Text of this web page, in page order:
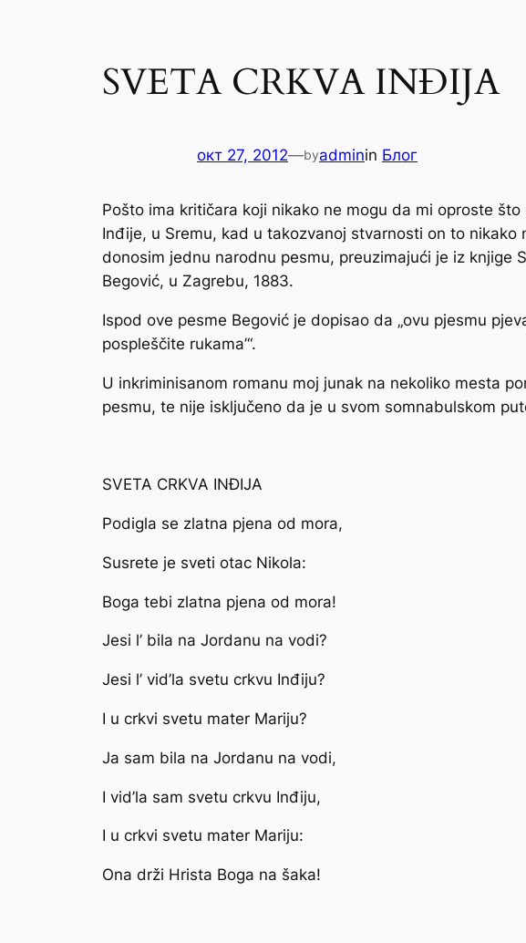
SVETA CRKVA INĐIJA
окт 27, 2012—byadminin Блог
Pošto ima kritičara koji nikako ne mogu da mi oproste
Inđije, u Sremu, kad u takozvanoj stvarnosti on to
donosim jednu narodnu pesmu, preuzimajući je iz knjige
Begović, u Zagrebu, 1883.
Ispod ove pesme Begović je dopisao da „ovu pjesmu
pospleščite rukama’“.
U inkriminisanom romanu moj junak na nekoliko mesta
pesmu, te nije isključeno da je u svom somnabulskom
SVETA CRKVA INĐIJA
Podigla se zlatna pjena od mora,
Susrete je sveti otac Nikola:
Boga tebi zlatna pjena od mora!
Jesi l’ bila na Jordanu na vodi?
Jesi l’ vid’la svetu crkvu Inđiju?
I u crkvi svetu mater Mariju?
Ja sam bila na Jordanu na vodi,
I vid’la sam svetu crkvu Inđiju,
I u crkvi svetu mater Mariju:
Ona drži Hrista Boga na šaka!